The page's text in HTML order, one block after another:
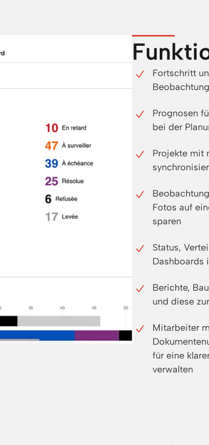
Fortschritt
Prognosen
bei der
Projekte mit
Fotos auf
sparen
Status,
Dashboards
Berichte,
und diese
Mitarbeiter
für eine
verwalten